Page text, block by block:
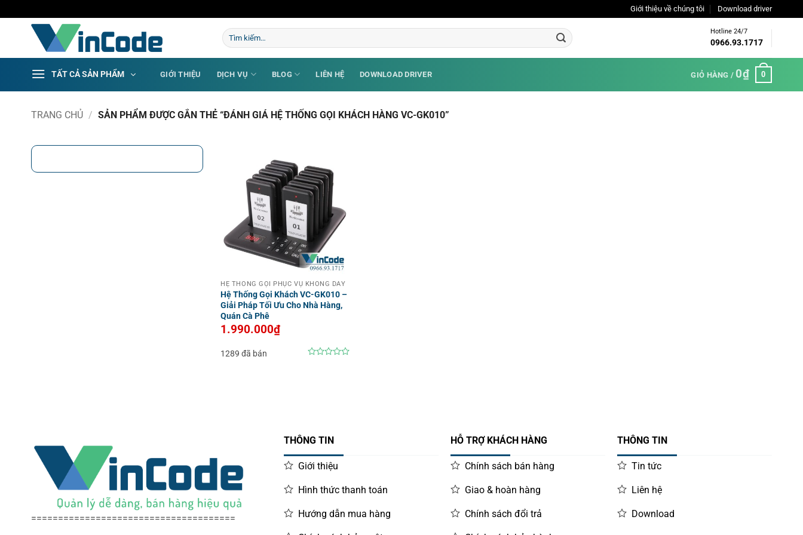
qua
Giới thiệu về chúng tôi Download driver
Tìm
kiếm:
Hotline 24/7
0966.93.1717
TẤT CẢ SẢN PHẨM GIỚI THIỆU DỊCH VỤ BLOG LIÊN HỆ DOWNLOAD DRIVER GIỎ HÀNG / 0₫ 0
TRANG CHỦ / SẢN PHẨM ĐƯỢC GẮN THẺ “ĐÁNH GIÁ HỆ THỐNG GỌI KHÁCH HÀNG VC-GK010”
HỆ THỐNG GỌI PHỤC VỤ KHÔNG DÂY
Hệ Thống Gọi Khách VC-GK010 –
Giải Pháp Tối Ưu Cho Nhà Hàng,
Quán Cà Phê
1.990.000₫
1289 đã bán
======================================
THÔNG TIN
Giới thiệu
Hình thức thanh toán
Hướng dẫn mua hàng
HỖ TRỢ KHÁCH HÀNG
Chính sách bán hàng
Giao & hoàn hàng
Chính sách đổi trả
THÔNG TIN
Tin tức
Liên hệ
Download